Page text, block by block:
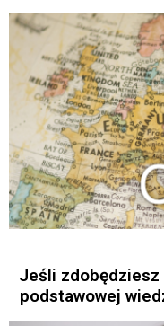
Jeśli zdobędziesz
podstawowej